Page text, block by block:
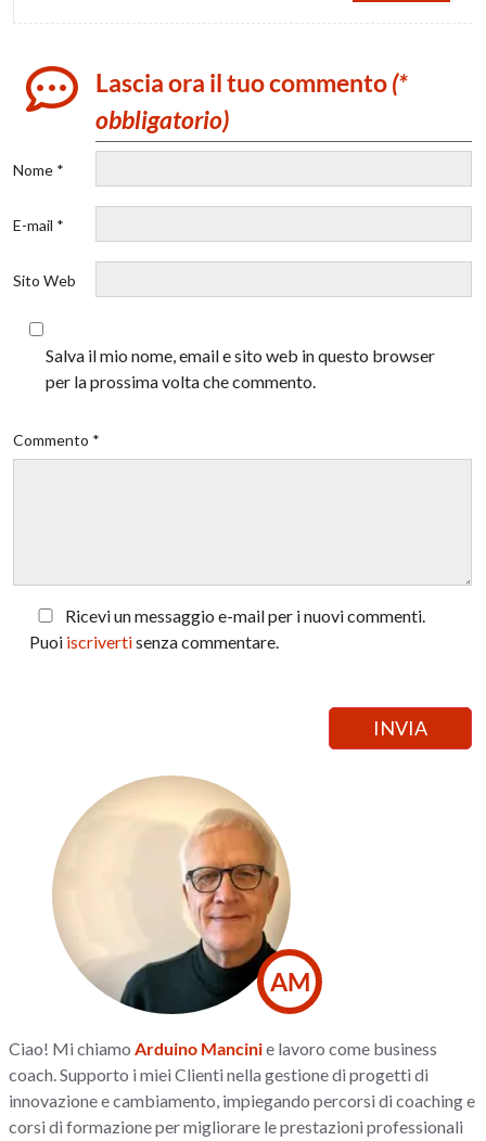
Lascia ora il tuo commento(*
obbligatorio)
Nome *
E-mail *
Sito Web
Salva il mio nome, email e sito web in questo browser
per la prossima volta che commento.
Commento *
Ricevi un messaggio e-mail per i nuovi commenti.
Puoi iscrivertisenza commentare.
AM
Ciao! Mi chiamoArduino Mancinie lavoro come business
coach. Supporto i miei Clienti nella gestione di progetti di
innovazione e cambiamento, impiegando percorsi di coaching e
corsi di formazione per migliorare le prestazioni professionali